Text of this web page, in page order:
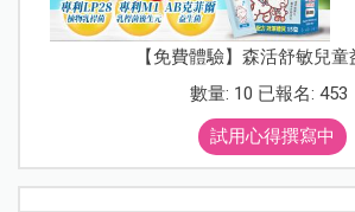
【免費體驗】森活舒敏兒
數量: 10 已報名: 453
試用心得撰寫中